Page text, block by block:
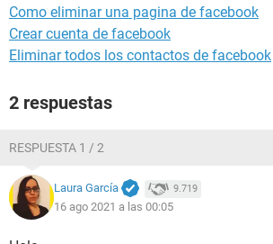
Como eliminar una pagina de facebook
Crear cuenta de facebook
Eliminar todos los contactos de facebook
2 respuestas
RESPUESTA 1 / 2
Laura García 9.719
16 ago 2021 a las 00:05